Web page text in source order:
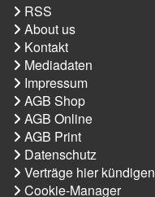
RSS
About us
Kontakt
Mediadaten
Impressum
AGB Shop
AGB Online
AGB Print
Datenschutz
Verträge hier kündigen
Cookie-Manager